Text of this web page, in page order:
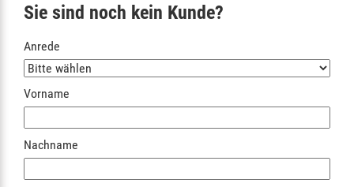
Sie sind noch kein Kunde?
Anrede
Vorname
Nachname